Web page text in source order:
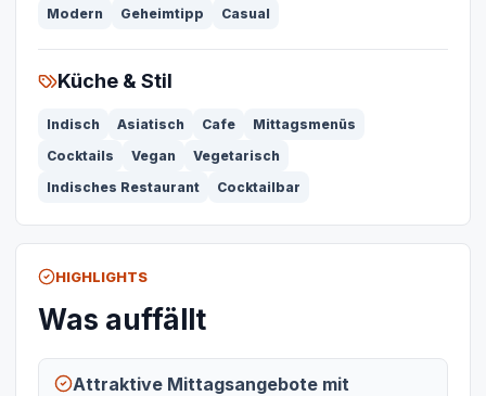
Modern
Geheimtipp Casual
Küche & Stil
Indisch Asiatisch Cafe
Mittagsmenüs
Cocktails
Vegan
Vegetarisch
Indisches Restaurant
Cocktailbar
HIGHLIGHTS
Was auffällt
Attraktive Mittagsangebote mit